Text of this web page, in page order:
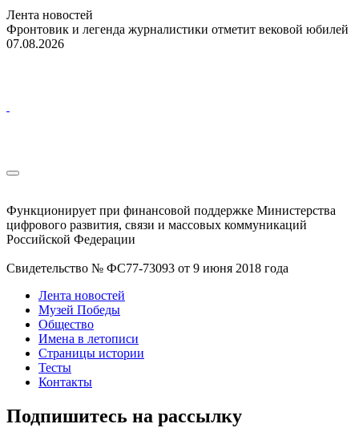
Лента новостей
Фронтовик и легенда журналистики отметит вековой юбилей
07.08.2026
Функционирует при финансовой поддержке Министерства
цифрового развития, связи и массовых коммуникаций
Российской Федерации
Свидетельство № ФС77-73093 от 9 июня 2018 года
Лента новостей
Музей Победы
Общество
Имена в летописи
Страницы истории
Тесты
Контакты
Подпишитесь на рассылку